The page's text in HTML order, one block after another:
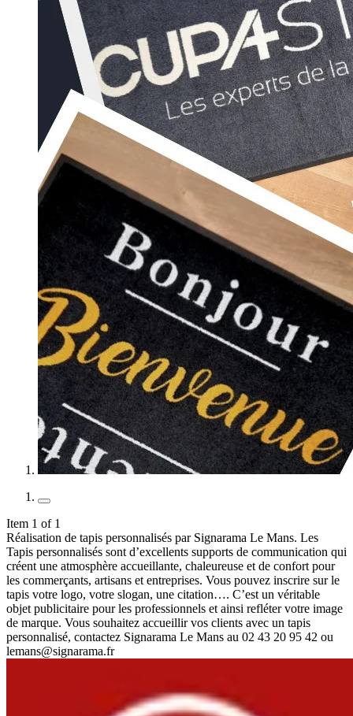
Item 1 of 1
Réalisation de tapis personnalisés par Signarama Le Mans. Les
Tapis personnalisés sont d’excellents supports de communication qui
créent une atmosphère accueillante, chaleureuse et de confort pour
les commerçants, artisans et entreprises. Vous pouvez inscrire sur le
tapis votre logo, votre slogan, une citation…. C’est un véritable
objet publicitaire pour les professionnels et ainsi refléter votre image
de marque. Vous souhaitez accueillir vos clients avec un tapis
personnalisé, contactez Signarama Le Mans au 02 43 20 95 42 ou
lemans@signarama.fr